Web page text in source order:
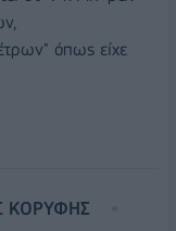
όπως είχε
ΚΟΡΥΦΗΣ